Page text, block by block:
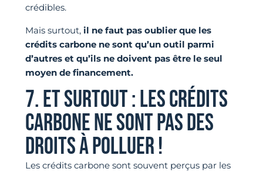
crédibles.
Mais surtout, il ne faut pas oublier que les
crédits carbone ne sont qu’un outil parmi
d’autres et qu’ils ne doivent pas être le seul
moyen de financement.
7. ET SURTOUT : LES CRÉDITS
CARBONE NE SONT PAS DES
DROITS À POLLUER !
Les crédits carbone sont souvent perçus par les